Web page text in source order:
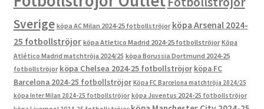
Sverige köpa AC Milan 2024-25 fotbollströjor köpa Arsenal 2024-
25 fotbollströjor köpa Atletico Madrid 2024-25 fotbollströjor Köpa
Atlético Madrid matchtröja 2024/25 köpa Borussia Dortmund 2024-25
fotbollströjor köpa Chelsea 2024-25 fotbollströjor köpa FC
Barcelona 2024-25 fotbollströjor Köpa FC Barcelona matchtröja 2024/25
köpa Inter Milan 2024-25 fotbollströjor köpa Juventus 2024-25 fotbollströjor